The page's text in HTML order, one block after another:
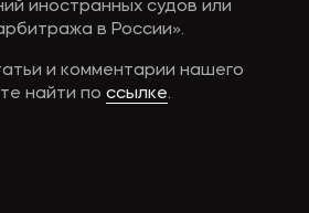
иностранных судов или
в России».
и комментарии нашего
найти по ссылке.